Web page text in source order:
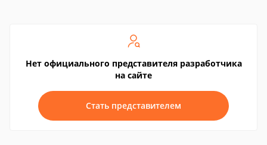
Нет официального представителя разработчика
на сайте
Стать представителем